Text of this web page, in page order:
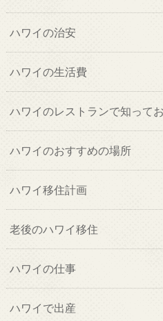
ハワイの治安
ハワイの生活費
ハワイのレストランで知って
ハワイのおすすめの場所
ハワイ移住計画
老後のハワイ移住
ハワイの仕事
ハワイで出産